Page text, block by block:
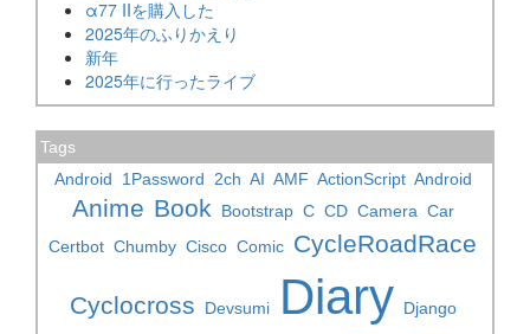
α77 IIを購入した
2025年のふりかえり
新年
2025年に行ったライブ
Tags
Android
1Password 2ch AI AMF ActionScript Android
Anime Book Bootstrap C CD Camera Car
Certbot Chumby Cisco Comic CycleRoadRace
Cyclocross Devsumi Diary Django